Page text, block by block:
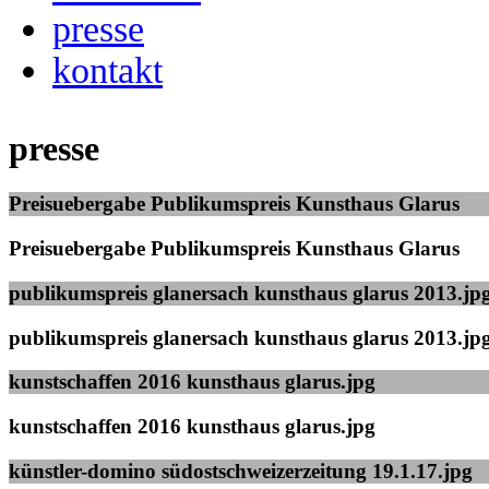
presse
kontakt
presse
Preisuebergabe Publikumspreis Kunsthaus Glarus
Preisuebergabe Publikumspreis Kunsthaus Glarus
publikumspreis glanersach kunsthaus glarus
publikumspreis glanersach kunsthaus glarus
kunstschaffen 2016 kunsthaus glarus.jpg
kunstschaffen 2016 kunsthaus glarus.jpg
künstler-domino südostschweizerzeitung 19.1.17.jpg